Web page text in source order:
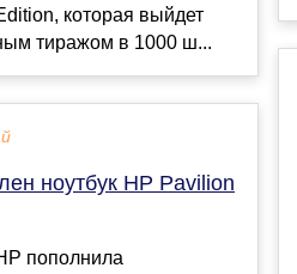
которая выйдет
тиражом в 1000 ш...
ноутбук HP Pavilion
пополнила